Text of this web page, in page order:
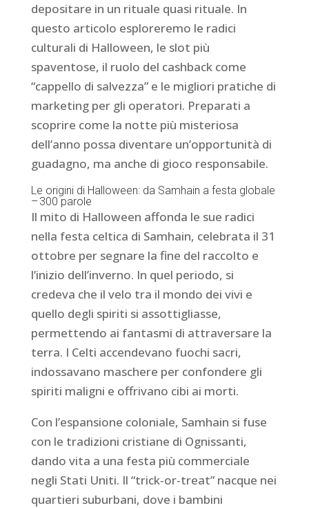
depositare in un rituale quasi rituale. In
questo articolo esploreremo le radici
culturali di Halloween, le slot più
spaventose, il ruolo del cashback come
“cappello di salvezza” e le migliori pratiche di
marketing per gli operatori. Preparati a
scoprire come la notte più misteriosa
dell’anno possa diventare un’opportunità di
guadagno, ma anche di gioco responsabile.
Le origini di Halloween: da Samhain a festa globale
– 300 parole
Il mito di Halloween affonda le sue radici
nella festa celtica di Samhain, celebrata il 31
ottobre per segnare la fine del raccolto e
l’inizio dell’inverno. In quel periodo, si
credeva che il velo tra il mondo dei vivi e
quello degli spiriti si assottigliasse,
permettendo ai fantasmi di attraversare la
terra. I Celti accendevano fuochi sacri,
indossavano maschere per confondere gli
spiriti maligni e offrivano cibi ai morti.
Con l’espansione coloniale, Samhain si fuse
con le tradizioni cristiane di Ognissanti,
dando vita a una festa più commerciale
negli Stati Uniti. Il “trick‑or‑treat” nacque nei
quartieri suburbani, dove i bambini